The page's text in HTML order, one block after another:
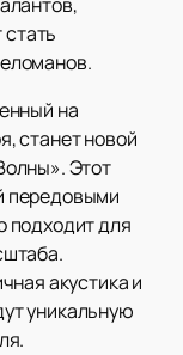
на
станет новой
Этот
передовыми
подходит для
акустика и
уникальную